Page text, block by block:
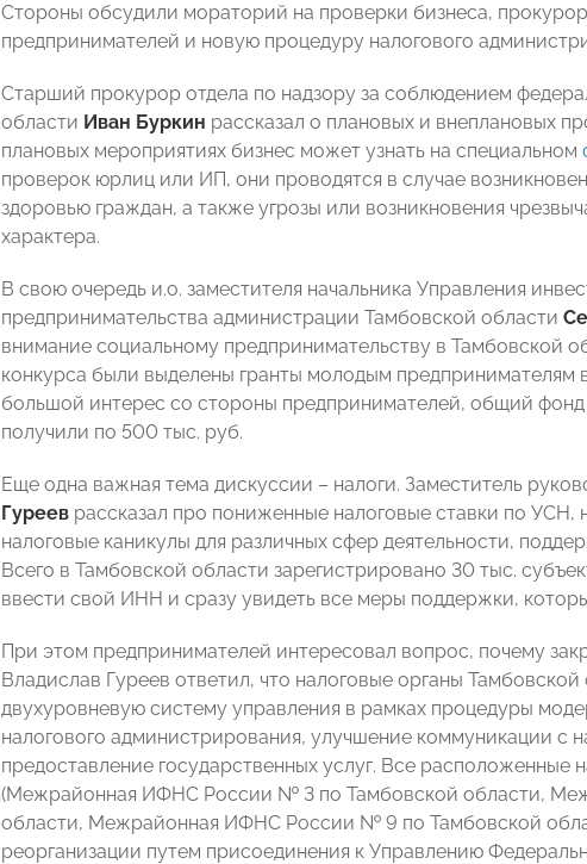
Стороны обсудили мораторий на проверки бизнеса,
предпринимателей и новую процедуру налогового
Старший прокурор отдела по надзору за соблюдением
области Иван Буркин рассказал о плановых и внеплановых
плановых мероприятиях бизнес может узнать на специальном
проверок юрлиц или ИП, они проводятся в случае
здоровью граждан, а также угрозы или возникновения
характера.
В свою очередь и.о. заместителя начальника Управления
предпринимательства администрации Тамбовской области
внимание социальному предпринимательству в Тамбовской
конкурса были выделены гранты молодым предпринимателям
большой интерес со стороны предпринимателей, общий фонд
получили по 500 тыс. руб.
Еще одна важная тема дискуссии – налоги. Заместитель
Гуреев рассказал про пониженные налоговые ставки по УСН,
налоговые каникулы для различных сфер деятельности,
Всего в Тамбовской области зарегистрировано 30 тыс.
ввести свой ИНН и сразу увидеть все меры поддержки,
При этом предпринимателей интересовал вопрос, почему
Владислав Гуреев ответил, что налоговые органы
двухуровневую систему управления в рамках процедуры
налогового администрирования, улучшение коммуникации с
предоставление государственных услуг. Все расположенные
(Межрайонная ИФНС России № 3 по Тамбовской области,
области, Межрайонная ИФНС России № 9 по Тамбовской
реорганизации путем присоединения к Управлению